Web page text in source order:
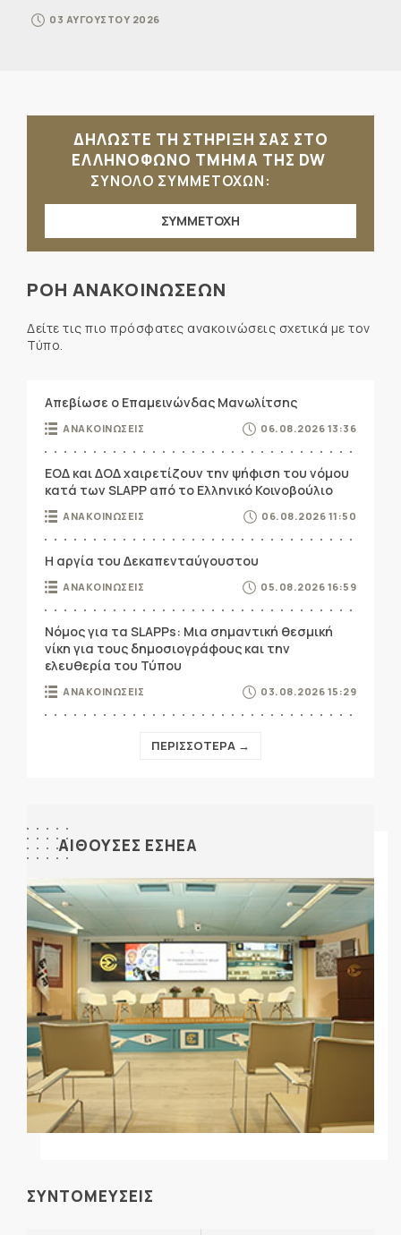
03 ΑΥΓΟΥΣΤΟΥ 2026
ΔΗΛΩΣΤΕ ΤΗ ΣΤΗΡΙΞΗ ΣΑΣ ΣΤΟ
ΕΛΛΗΝΟΦΩΝΟ ΤΜΗΜΑ ΤΗΣ DW
ΣΥΝΟΛΟ ΣΥΜΜΕΤΟΧΩΝ:
ΣΥΜΜΕΤΟΧΗ
ΡΟΗ ΑΝΑΚΟΙΝΩΣΕΩΝ
Δείτε τις πιο πρόσφατες ανακοινώσεις σχετικά με τον
Τύπο.
Απεβίωσε ο Επαμεινώνδας Μανωλίτσης
ΑΝΑΚΟΙΝΩΣΕΙΣ 06.08.2026 13:36
ΕΟΔ και ΔΟΔ χαιρετίζουν την ψήφιση του νόμου
κατά των SLAPP από το Ελληνικό Κοινοβούλιο
ΑΝΑΚΟΙΝΩΣΕΙΣ 06.08.2026 11:50
Η αργία του Δεκαπενταύγουστου
ΑΝΑΚΟΙΝΩΣΕΙΣ 05.08.2026 16:59
Νόμος για τα SLAPPs: Μια σημαντική θεσμική
νίκη για τους δημοσιογράφους και την
ελευθερία του Τύπου
ΑΝΑΚΟΙΝΩΣΕΙΣ 03.08.2026 15:29
ΠΕΡΙΣΣΟΤΕΡΑ →
ΑΙΘΟΥΣΕΣ ΕΣΗΕΑ
ΣΥΝΤΟΜΕΥΣΕΙΣ